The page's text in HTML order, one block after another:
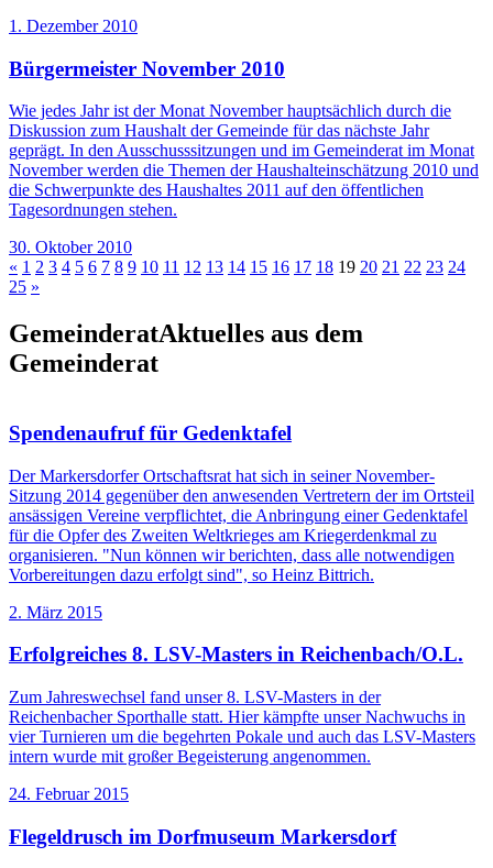
1. Dezember 2010
Bürgermeister November 2010
Wie jedes Jahr ist der Monat November hauptsächlich durch die
Diskussion zum Haushalt der Gemeinde für das nächste Jahr
geprägt. In den Ausschusssitzungen und im Gemeinderat im Monat
November werden die Themen der Haushalteinschätzung 2010 und
die Schwerpunkte des Haushaltes 2011 auf den öffentlichen
Tagesordnungen stehen.
30. Oktober 2010
« 1 2 3 4 5 6 7 8 9 10 11 12 13 14 15 16 17 18 19 20 21 22 23 24
25 »
GemeinderatAktuelles aus dem
Gemeinderat
Spendenaufruf für Gedenktafel
Der Markersdorfer Ortschaftsrat hat sich in seiner November-
Sitzung 2014 gegenüber den anwesenden Vertretern der im Ortsteil
ansässigen Vereine verpflichtet, die Anbringung einer Gedenktafel
für die Opfer des Zweiten Weltkrieges am Kriegerdenkmal zu
organisieren. "Nun können wir berichten, dass alle notwendigen
Vorbereitungen dazu erfolgt sind", so Heinz Bittrich.
2. März 2015
Erfolgreiches 8. LSV-Masters in Reichenbach/O.L.
Zum Jahreswechsel fand unser 8. LSV-Masters in der
Reichenbacher Sporthalle statt. Hier kämpfte unser Nachwuchs in
vier Turnieren um die begehrten Pokale und auch das LSV-Masters
intern wurde mit großer Begeisterung angenommen.
24. Februar 2015
Flegeldrusch im Dorfmuseum Markersdorf